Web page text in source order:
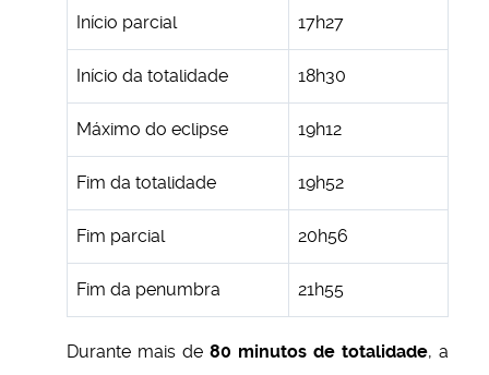
Início parcial 17h27
Início da totalidade 18h30
Máximo do eclipse 19h12
Fim da totalidade 19h52
Fim parcial 20h56
Fim da penumbra 21h55
Durante mais de 80 minutos de totalidade, a